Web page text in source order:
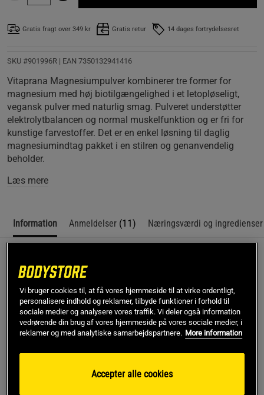
Gratis fragt over 349 kr Gratis retur 14 dages fortrydelsesret
SKU #901996R | EAN 7350132941416
Vitaprana Magnesiumpulver kombinerer tre former for
magnesium med høj biotilgængelighed i et letopløseligt,
vegansk pulver med naturlig smag. Pulveret understøtter
elektrolytbalancen og normal muskelfunktion og er fri for
kunstige farvestoffer. Det er en enkel løsning til daglig
magnesiumindtag pakket i en stilren og genanvendelig
beholder.
Læs mere
Information Anmeldelser (11) Næringsværdi og ingredienser
Beskrivelse
Vitaprana Magnesiumpulver kombinerer tre former for
magnesium, magnesiumbisglycinat, magnesiummalat og
magnesiumtaurat, i et letopløseligt pulver, der er nemt at
blande i vand. Denne sammensætning giver et
magnesiumtilskud med høj biotilgængelighed, så du får
mest muligt ud af dit daglige magnesiumindtag. Produktet
magnesiumpulver til daglig brug uden kunstige farvestoffer.
Vi bruger cookies til, at få vores hjemmeside til at virke ordentligt,
personalisere indhold og reklamer, tilbyde funktioner i forhold til
sociale medier og analysere vores traffik. Vi deler også information
vedrørende din brug af vores hjemmeside på vores sociale medier, i
reklamer og med analytiske samarbejdspartnere. More information
Accepter alle cookies